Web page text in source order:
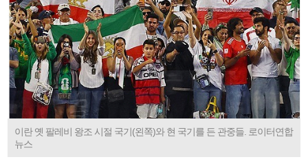
이란 옛 팔레비 왕조 시절 국기(왼쪽)와 현 국기를 든 관중들. 로이터연합
뉴스